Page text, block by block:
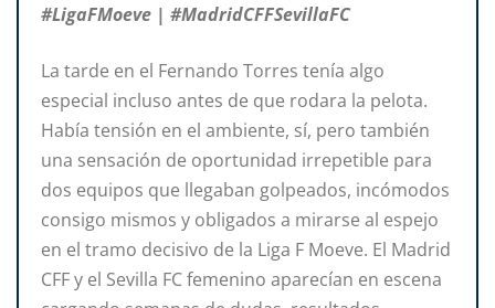
#LigaFMoeve | #MadridCFFSevillaFC
La tarde en el Fernando Torres tenía algo
especial incluso antes de que rodara la pelota.
Había tensión en el ambiente, sí, pero también
una sensación de oportunidad irrepetible para
dos equipos que llegaban golpeados, incómodos
consigo mismos y obligados a mirarse al espejo
en el tramo decisivo de la Liga F Moeve. El Madrid
CFF y el Sevilla FC femenino aparecían en escena